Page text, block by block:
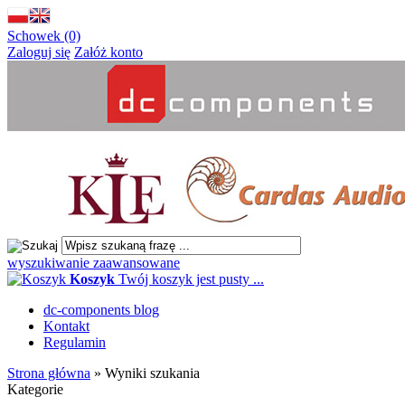
Schowek (0)
Zaloguj się Załóż konto
wyszukiwanie zaawansowane
Koszyk Twój koszyk jest pusty ...
dc-components blog
Kontakt
Regulamin
Strona główna » Wyniki szukania
Kategorie